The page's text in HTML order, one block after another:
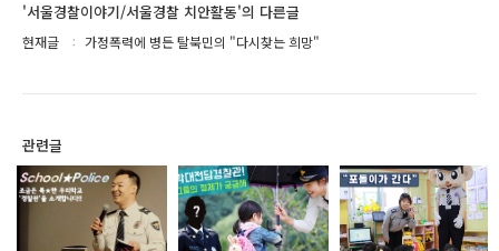
'서울경찰이야기/서울경찰 치안활동'의 다른글
현재글 가정폭력에 병든 탈북민의 "다시찾는 희망"
관련글